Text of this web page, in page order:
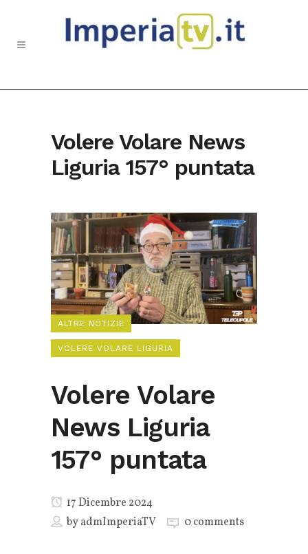
Volere Volare News
Liguria 157° puntata
ALTRE NOTIZIE
VOLERE VOLARE LIGURIA
Volere Volare
News Liguria
157° puntata
17 Dicembre 2024
byadmImperiaTV 0 comments